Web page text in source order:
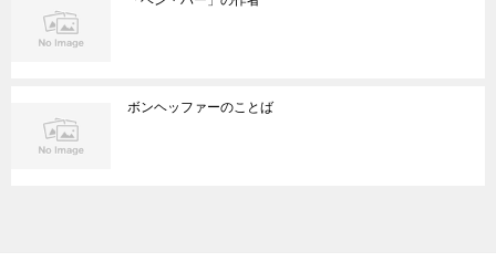
ボンヘッファーのことば